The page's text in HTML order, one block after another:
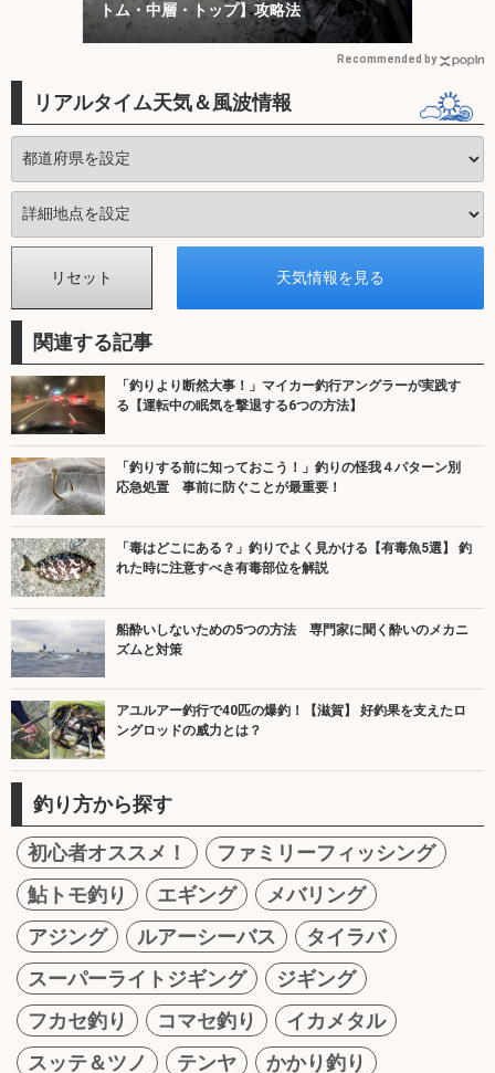
トム・中層・トップ】攻略法
Recommended by
リアルタイム天気＆風波情報
関連する記事
「釣りより断然大事！」マイカー釣行アングラーが実践す
る【運転中の眠気を撃退する6つの方法】
「釣りする前に知っておこう！」釣りの怪我４パターン別
応急処置 事前に防ぐことが最重要！
「毒はどこにある？」釣りでよく見かける【有毒魚5選】 釣
れた時に注意すべき有毒部位を解説
船酔いしないための5つの方法 専門家に聞く酔いのメカニ
ズムと対策
アユルアー釣行で40匹の爆釣！【滋賀】 好釣果を支えたロ
ングロッドの威力とは？
釣り方から探す
初心者オススメ！
ファミリーフィッシング
鮎トモ釣り
エギング
メバリング
アジング
ルアーシーバス
タイラバ
スーパーライトジギング
ジギング
フカセ釣り
コマセ釣り
イカメタル
スッテ＆ツノ
テンヤ
かかり釣り